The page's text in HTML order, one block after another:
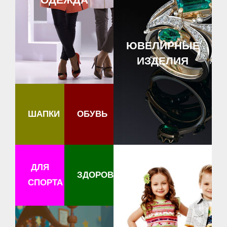
ШАПКИ ОБУВЬ
ЮВЕЛИРНЫЕ
ИЗДЕЛИЯ
ДЛЯ
СПОРТА
ЗДОРОВЬЕ